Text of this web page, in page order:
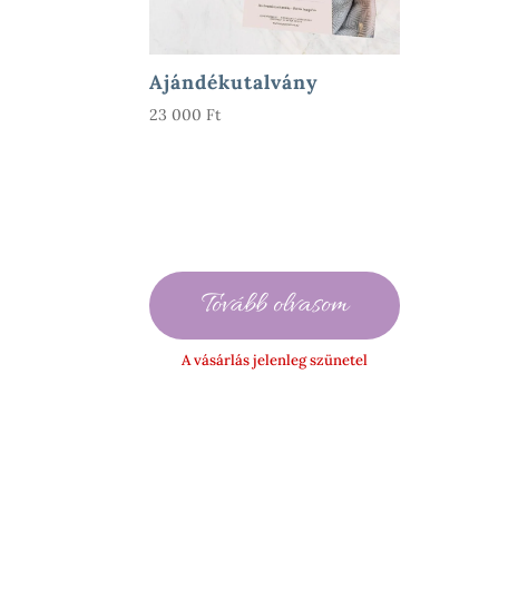
Ajándékutalvány
23 000 Ft
Tovább olvasom
A vásárlás jelenleg szünetel